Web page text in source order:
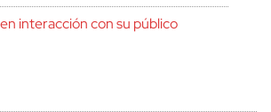
interacción con su público